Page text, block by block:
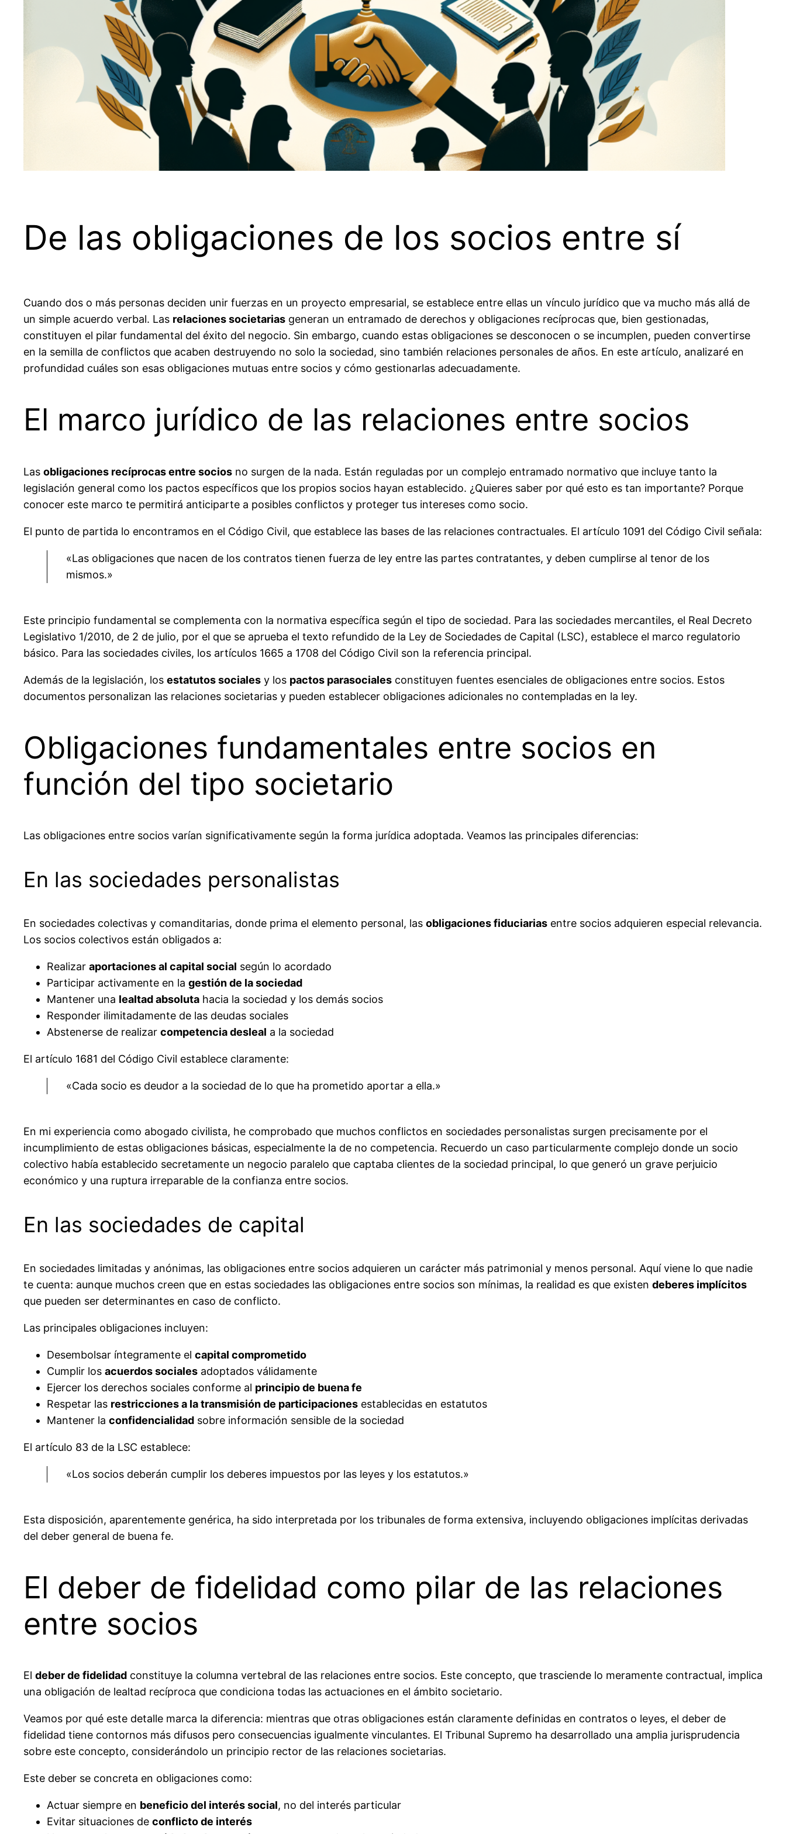
De las obligaciones de los socios entre sí
Cuando dos o más personas deciden unir fuerzas en un proyecto empresarial, se establece entre ellas un vínculo jurídico que va mucho más allá de
un simple acuerdo verbal. Las relaciones societarias generan un entramado de derechos y obligaciones recíprocas que, bien gestionadas,
constituyen el pilar fundamental del éxito del negocio. Sin embargo, cuando estas obligaciones se desconocen o se incumplen, pueden convertirse
en la semilla de conflictos que acaben destruyendo no solo la sociedad, sino también relaciones personales de años. En este artículo, analizaré en
profundidad cuáles son esas obligaciones mutuas entre socios y cómo gestionarlas adecuadamente.
El marco jurídico de las relaciones entre socios
Las obligaciones recíprocas entre socios no surgen de la nada. Están reguladas por un complejo entramado normativo que incluye tanto la
legislación general como los pactos específicos que los propios socios hayan establecido. ¿Quieres saber por qué esto es tan importante? Porque
conocer este marco te permitirá anticiparte a posibles conflictos y proteger tus intereses como socio.
El punto de partida lo encontramos en el Código Civil, que establece las bases de las relaciones contractuales. El artículo 1091 del Código Civil señala:
«Las obligaciones que nacen de los contratos tienen fuerza de ley entre las partes contratantes, y deben cumplirse al tenor de los
mismos.»
Este principio fundamental se complementa con la normativa específica según el tipo de sociedad. Para las sociedades mercantiles, el Real Decreto
Legislativo 1/2010, de 2 de julio, por el que se aprueba el texto refundido de la Ley de Sociedades de Capital (LSC), establece el marco regulatorio
básico. Para las sociedades civiles, los artículos 1665 a 1708 del Código Civil son la referencia principal.
Además de la legislación, los estatutos sociales y los pactos parasociales constituyen fuentes esenciales de obligaciones entre socios. Estos
documentos personalizan las relaciones societarias y pueden establecer obligaciones adicionales no contempladas en la ley.
Obligaciones fundamentales entre socios en
función del tipo societario
Las obligaciones entre socios varían significativamente según la forma jurídica adoptada. Veamos las principales diferencias:
En las sociedades personalistas
En sociedades colectivas y comanditarias, donde prima el elemento personal, las obligaciones fiduciarias entre socios adquieren especial relevancia.
Los socios colectivos están obligados a:
Realizar aportaciones al capital social según lo acordado
Participar activamente en la gestión de la sociedad
Mantener una lealtad absoluta hacia la sociedad y los demás socios
Responder ilimitadamente de las deudas sociales
Abstenerse de realizar competencia desleal a la sociedad
El artículo 1681 del Código Civil establece claramente:
«Cada socio es deudor a la sociedad de lo que ha prometido aportar a ella.»
En mi experiencia como abogado civilista, he comprobado que muchos conflictos en sociedades personalistas surgen precisamente por el
incumplimiento de estas obligaciones básicas, especialmente la de no competencia. Recuerdo un caso particularmente complejo donde un socio
colectivo había establecido secretamente un negocio paralelo que captaba clientes de la sociedad principal, lo que generó un grave perjuicio
económico y una ruptura irreparable de la confianza entre socios.
En las sociedades de capital
En sociedades limitadas y anónimas, las obligaciones entre socios adquieren un carácter más patrimonial y menos personal. Aquí viene lo que nadie
te cuenta: aunque muchos creen que en estas sociedades las obligaciones entre socios son mínimas, la realidad es que existen deberes implícitos
que pueden ser determinantes en caso de conflicto.
Las principales obligaciones incluyen:
Desembolsar íntegramente el capital comprometido
Cumplir los acuerdos sociales adoptados válidamente
Ejercer los derechos sociales conforme al principio de buena fe
Respetar las restricciones a la transmisión de participaciones establecidas en estatutos
Mantener la confidencialidad sobre información sensible de la sociedad
El artículo 83 de la LSC establece:
«Los socios deberán cumplir los deberes impuestos por las leyes y los estatutos.»
Esta disposición, aparentemente genérica, ha sido interpretada por los tribunales de forma extensiva, incluyendo obligaciones implícitas derivadas
del deber general de buena fe.
El deber de fidelidad como pilar de las relaciones
entre socios
El deber de fidelidad constituye la columna vertebral de las relaciones entre socios. Este concepto, que trasciende lo meramente contractual, implica
una obligación de lealtad recíproca que condiciona todas las actuaciones en el ámbito societario.
Veamos por qué este detalle marca la diferencia: mientras que otras obligaciones están claramente definidas en contratos o leyes, el deber de
fidelidad tiene contornos más difusos pero consecuencias igualmente vinculantes. El Tribunal Supremo ha desarrollado una amplia jurisprudencia
sobre este concepto, considerándolo un principio rector de las relaciones societarias.
Este deber se concreta en obligaciones como:
Actuar siempre en beneficio del interés social, no del interés particular
Evitar situaciones de conflicto de interés